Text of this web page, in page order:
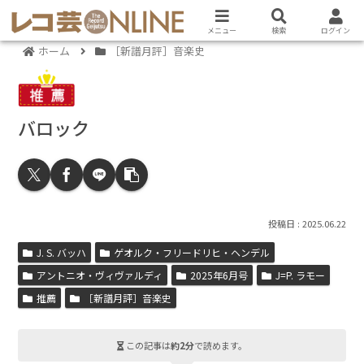
ホーム ［新譜月評］音楽史
バロック
2025.06.22
J. S. バッハ
ゲオルク・フリードリヒ・ヘンデル
アントニオ・ヴィヴァルディ
2025年6月号
J=P. ラモー
推薦
［新譜月評］音楽史
この記事は約2分で読めます。
メニュー 検索 ログイン